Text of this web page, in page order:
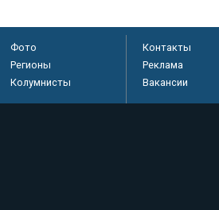
Фото
Регионы
Колумнисты
Контакты
Реклама
Вакансии